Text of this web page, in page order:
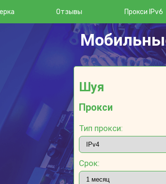
Отзывы Прокси IPv6
Шуя
Прокси
Тип прокси:
Срок: